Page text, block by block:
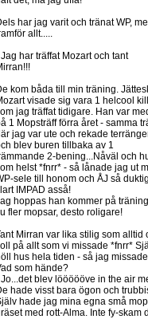
har jag varit och tränat WP,
allt.....
har träffat Mozart och tant
kom båda till min träning.
visade sig vara 1 helcool
jag träffat tidigare. Han var
1 Mopsträff förra året - samma
jag var ute och rekade
blev buren tillbaka av 1
2-bening...Nåväl och
helst *fnrr* - så lånade jag ut
sele till honom och ÅJ så
IMPAD asså!
hoppas han kommer på
fler mopsar, desto roligare!
Mirran var lika stilig som
på allt som vi missade *fnrr*
hus hela tiden - så jag
som hände?
blev löööööve in the air
hade visst bara ögon och
hade jag mina egna små
med rott-Alma. Inte fy-skam